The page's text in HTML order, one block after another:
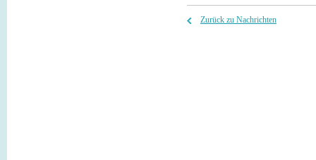
Zurück zu Nachrichten